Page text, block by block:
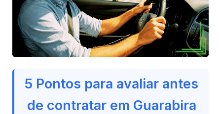
5 Pontos para avaliar antes
de contratar em Guarabira